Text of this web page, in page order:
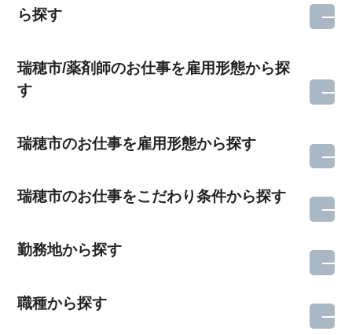
ら探す
瑞穂市/薬剤師のお仕事を雇用形態から探
す
瑞穂市のお仕事を雇用形態から探す
瑞穂市のお仕事をこだわり条件から探す
勤務地から探す
職種から探す